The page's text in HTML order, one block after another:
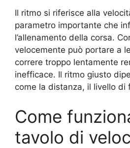
Il ritmo si riferisce alla
parametro importante che
l’allenamento della corsa.
velocemente può portare a
correre troppo lentamente
inefficace. Il ritmo giusto
come la distanza, il livello di
Come
tavolo di